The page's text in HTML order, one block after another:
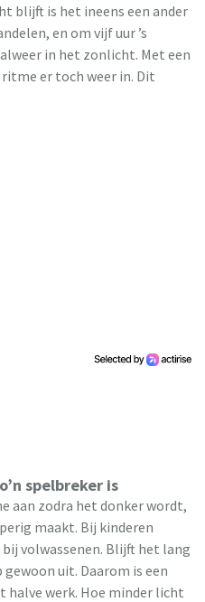
blijft is het ineens een ander
en om vijf uur ’s
in het zonlicht. Met een
er toch weer in. Dit
spelbreker is
aan zodra het donker wordt,
maakt. Bij kinderen
volwassenen. Blijft het lang
uit. Daarom is een
halve werk. Hoe minder licht